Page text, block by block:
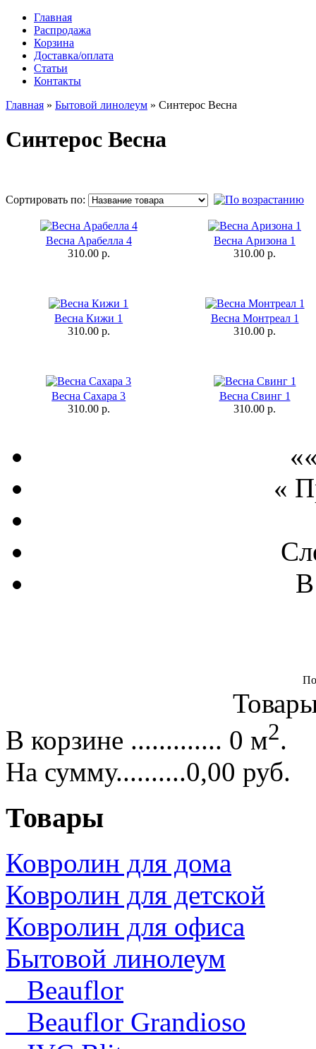
Главная
Распродажа
Корзина
Доставка/оплата
Статьи
Контакты
Главная » Бытовой линолеум » Синтерос Весна
Синтерос Весна
Сортировать по:
Весна Арабелла 4
310.00 р.
Весна Аризона 1
310.00 р.
Весна Кижи 1
310.00 р.
Весна Монтреал 1
310.00 р.
Весна Сахара 3
310.00 р.
Весна Свинг 1
310.00 р.
«
В корзине ............. 0 м2.
На сумму..........0,00 руб.
Товары
Ковролин для дома
Ковролин для детской
Ковролин для офиса
Бытовой линолеум
Beauflor
Beauflor Grandioso